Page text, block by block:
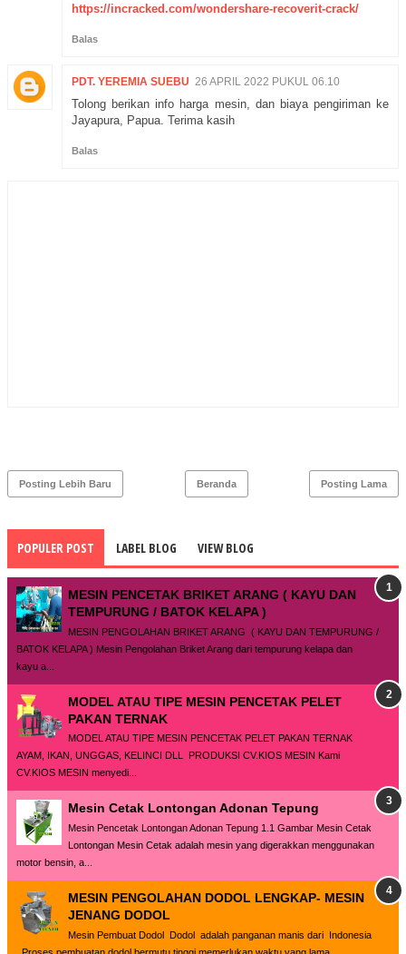
https://incracked.com/wondershare-recoverit-crack/
Balas
PDT. YEREMIA SUEBU 26 APRIL 2022 PUKUL 06.10
Tolong berikan info harga mesin, dan biaya pengiriman ke
Jayapura, Papua. Terima kasih
Balas
Posting Lebih Baru Posting Lama
Beranda
POPULER POST LABEL BLOG VIEW BLOG
MESIN PENCETAK BRIKET ARANG ( KAYU DAN
TEMPURUNG / BATOK KELAPA )
MESIN PENGOLAHAN BRIKET ARANG ( KAYU DAN TEMPURUNG /
BATOK KELAPA ) Mesin Pengolahan Briket Arang dari tempurung kelapa dan
kayu a...
MODEL ATAU TIPE MESIN PENCETAK PELET
PAKAN TERNAK
MODEL ATAU TIPE MESIN PENCETAK PELET PAKAN TERNAK
AYAM, IKAN, UNGGAS, KELINCI DLL PRODUKSI CV.KIOS MESIN Kami
CV.KIOS MESIN menyedi...
Mesin Cetak Lontongan Adonan Tepung
Mesin Pencetak Lontongan Adonan Tepung 1.1 Gambar Mesin Cetak
Lontongan Mesin Cetak adalah mesin yang digerakkan menggunakan
motor bensin, a...
MESIN PENGOLAHAN DODOL LENGKAP- MESIN
JENANG DODOL
Mesin Pembuat Dodol Dodol adalah panganan manis dari Indonesia